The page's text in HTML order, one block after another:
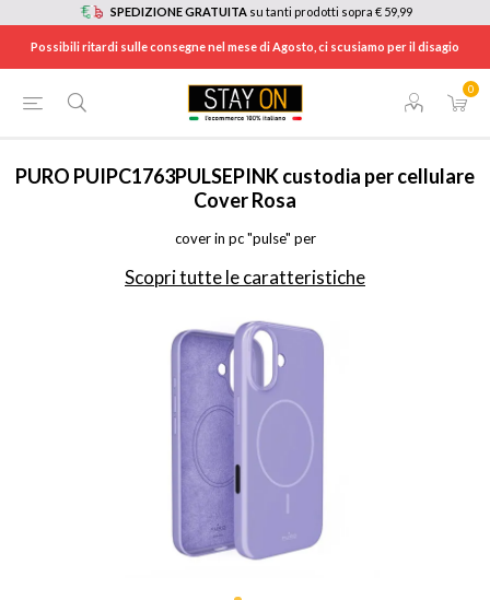
SPEDIZIONE GRATUITA su tanti prodotti sopra € 59,99
Possibili ritardi sulle consegne nel mese di Agosto, ci scusiamo per il disagio
0
TELEFONIA ACCESSORI TELEFONIA / CUSTODIE PER CELLULARI
PURO PUIPC1763PULSEPINK custodia per cellulare
Cover Rosa
cover in pc "pulse" per
Scopri tutte le caratteristiche